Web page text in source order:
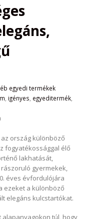
egyedi termékek
igényes egyeditermék,
az ország különböző
fogyatékossággal élő
lakhatását,
gyermekek,
éves évfordulójára
ezeket a különböző
elegáns kulcstartókat.
túl, hogy